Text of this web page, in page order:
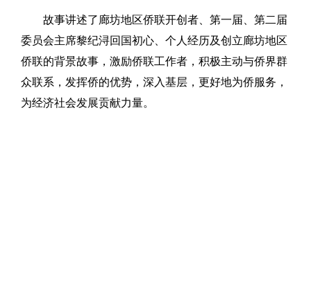
故事讲述了廊坊地区侨联开创者、第一届、第二届
委员会主席黎纪浔回国初心、个人经历及创立廊坊地区
侨联的背景故事，激励侨联工作者，积极主动与侨界群
众联系，发挥侨的优势，深入基层，更好地为侨服务，
为经济社会发展贡献力量。